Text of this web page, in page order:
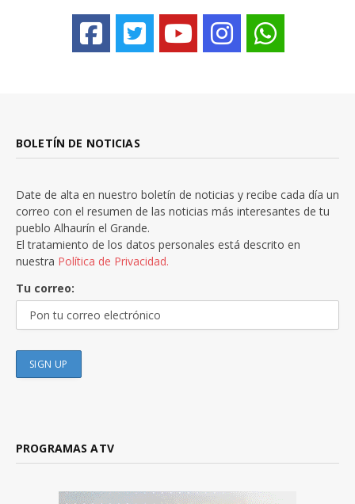
BOLETÍN DE NOTICIAS
Date de alta en nuestro boletín de noticias y recibe cada día un
correo con el resumen de las noticias más interesantes de tu
pueblo Alhaurín el Grande.
El tratamiento de los datos personales está descrito en
nuestra Política de Privacidad.
Tu correo:
PROGRAMAS ATV